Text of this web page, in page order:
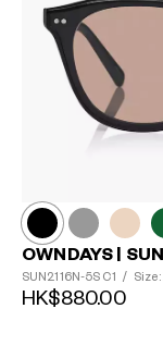
OWNDAYS | SUN
SUN2116N-5S C1 / Size:
HK$880.00